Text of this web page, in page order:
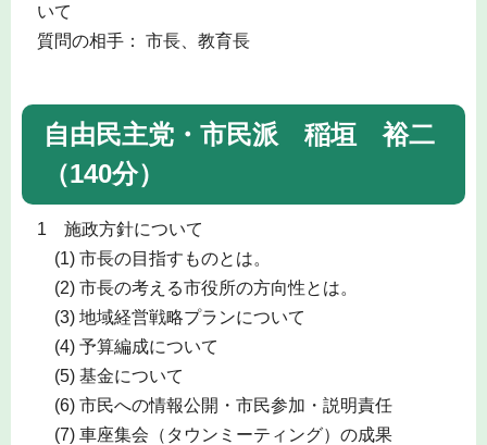
いて
質問の相手： 市長、教育長
自由民主党・市民派 稲垣 裕二
（140分）
1 施政方針について
(1) 市長の目指すものとは。
(2) 市長の考える市役所の方向性とは。
(3) 地域経営戦略プランについて
(4) 予算編成について
(5) 基金について
(6) 市民への情報公開・市民参加・説明責任
(7) 車座集会（タウンミーティング）の成果